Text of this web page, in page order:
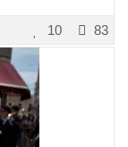
83
10